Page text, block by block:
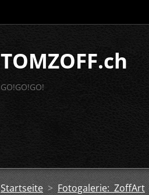
TOMZOFF.ch
GO!GO!GO!
Startseite > Fotogalerie: ZoffArt